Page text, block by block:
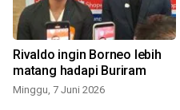
Rivaldo ingin Borneo lebih
matang hadapi Buriram
Minggu, 7 Juni 2026